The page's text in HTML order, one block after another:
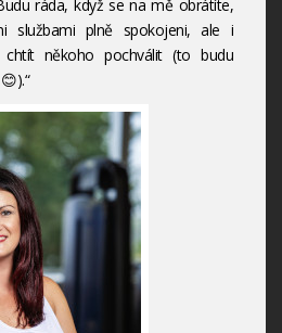
ráda, když se na mě obrátíte,
službami plně spokojeni, ale i
někoho pochválit (to budu